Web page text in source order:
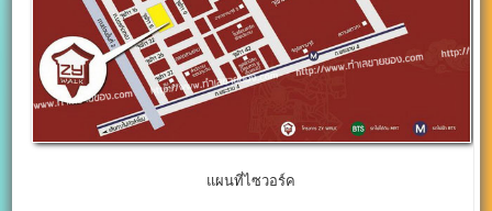
แผนที่ไซวอร์ค